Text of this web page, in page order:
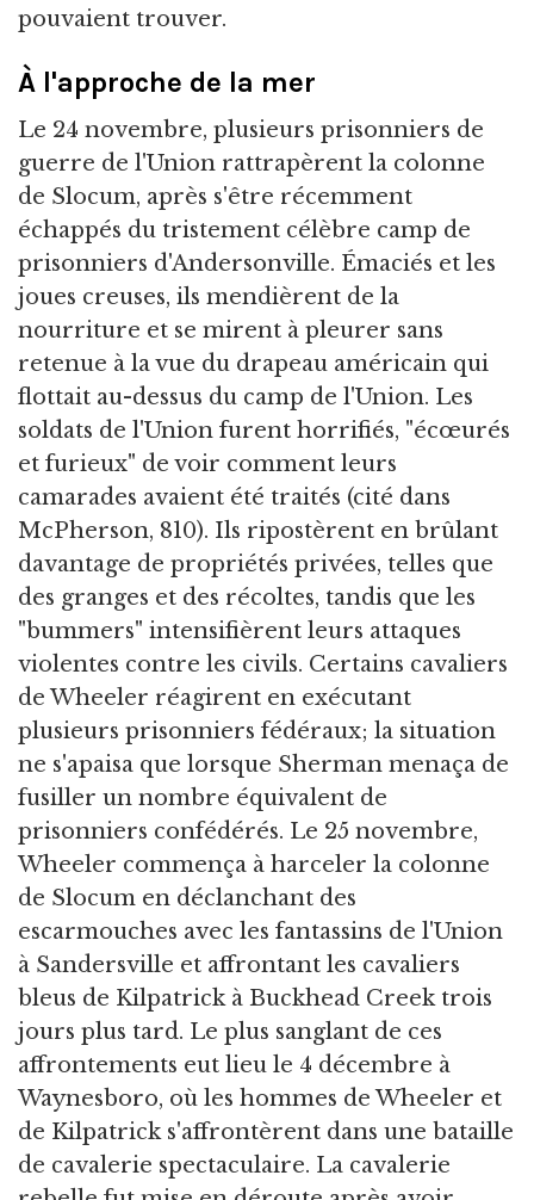
pouvaient trouver.
À l'approche de la mer
Le 24 novembre, plusieurs prisonniers de
guerre de l'Union rattrapèrent la colonne
de Slocum, après s'être récemment
échappés du tristement célèbre camp de
prisonniers d'Andersonville. Émaciés et les
joues creuses, ils mendièrent de la
nourriture et se mirent à pleurer sans
retenue à la vue du drapeau américain qui
flottait au-dessus du camp de l'Union. Les
soldats de l'Union furent horrifiés, "écœurés
et furieux" de voir comment leurs
camarades avaient été traités (cité dans
McPherson, 810). Ils ripostèrent en brûlant
davantage de propriétés privées, telles que
des granges et des récoltes, tandis que les
"bummers" intensifièrent leurs attaques
violentes contre les civils. Certains cavaliers
de Wheeler réagirent en exécutant
plusieurs prisonniers fédéraux; la situation
ne s'apaisa que lorsque Sherman menaça de
fusiller un nombre équivalent de
prisonniers confédérés. Le 25 novembre,
Wheeler commença à harceler la colonne
de Slocum en déclanchant des
escarmouches avec les fantassins de l'Union
à Sandersville et affrontant les cavaliers
bleus de Kilpatrick à Buckhead Creek trois
jours plus tard. Le plus sanglant de ces
affrontements eut lieu le 4 décembre à
Waynesboro, où les hommes de Wheeler et
de Kilpatrick s'affrontèrent dans une bataille
de cavalerie spectaculaire. La cavalerie